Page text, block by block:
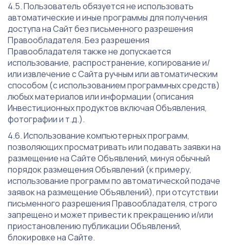
Пользователь обязуется не использовать
автоматические и иные программы для получения
доступа на Сайт без письменного разрешения
Правообладателя. Без разрешения
Правообладателя также не допускается
использование, распространение, копирование и/
или извлечение с Сайта ручным или автоматическим
способом (с использованием программных средств)
любых материалов или информации (описания
Инвестиционных продуктов включая Объявления,
фотографии и т.д.).
Использование компьютерных программ,
позволяющих просматривать или подавать заявки на
размещение на Сайте Объявлений, минуя обычный
порядок размещения Объявлений (к примеру,
использование программ по автоматической подаче
заявок на размещение Объявлений), при отсутствии
письменного разрешения Правообладателя, строго
запрещено и может привести к прекращению и/или
приостановлению публикации Объявлений,
блокировке на Сайте.